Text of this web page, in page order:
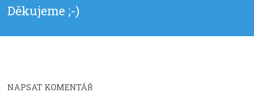
Následující
příspěvek:
Děkujeme ;-)
NAPSAT KOMENTÁŘ